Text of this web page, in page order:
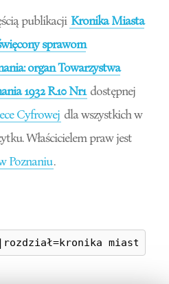
publikacji Kronika Miasta
sprawom
organ Towarzystwa
1932 R.10 Nr1 dostępnej
Cyfrowej dla wszystkich w
Właścicielem praw jest
Poznaniu.